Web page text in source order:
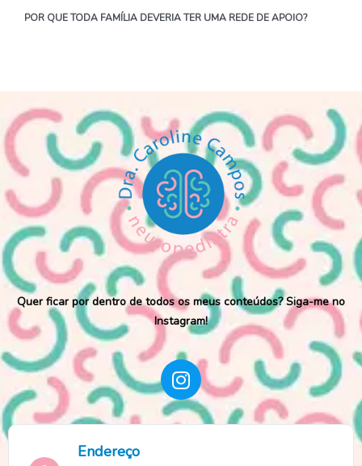
POR QUE TODA FAMÍLIA DEVERIA TER UMA REDE DE APOIO?
Quer ficar por dentro de todos os meus conteúdos? Siga-me no
Instagram!
Endereço